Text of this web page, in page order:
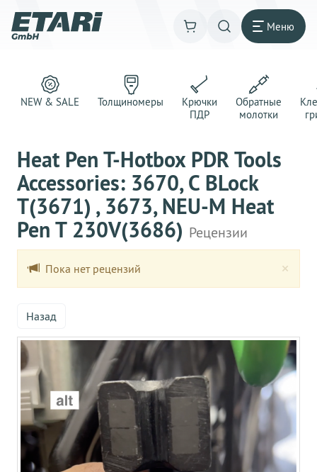
Меню
NEW & SALE Толщиномеры
Крючки
ПДР
Обратные
молотки
Heat Pen T-Hotbox PDR Tools
Accessories: 3670, C BLock
T(3671) , 3673, NEU-M Heat
Pen T 230V(3686) Рецензии
×
Пока нет рецензий
Назад